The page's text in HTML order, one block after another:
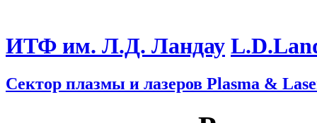
ИТФ им. Л.Д. Ландау
Сектор плазмы и лазеров Plasma &